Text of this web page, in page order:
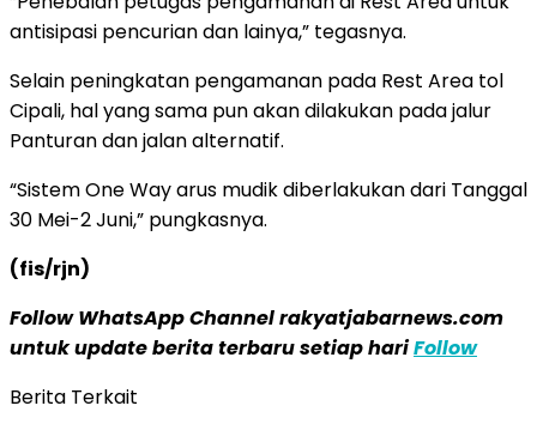
antisipasi pencurian dan lainya,” tegasnya.
Selain peningkatan pengamanan pada Rest Area tol
Cipali, hal yang sama pun akan dilakukan pada jalur
Panturan dan jalan alternatif.
“Sistem One Way arus mudik diberlakukan dari Tanggal
30 Mei-2 Juni,” pungkasnya.
(fis/rjn)
Follow WhatsApp Channel rakyatjabarnews.com
untuk update berita terbaru setiap hariFollow
Berita Terkait